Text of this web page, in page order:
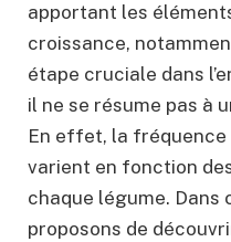
apportant les
croissance,
étape cruciale dans
il ne se résume pas à
En effet, la fréquence
varient en fonction
chaque légume. Dans
proposons de